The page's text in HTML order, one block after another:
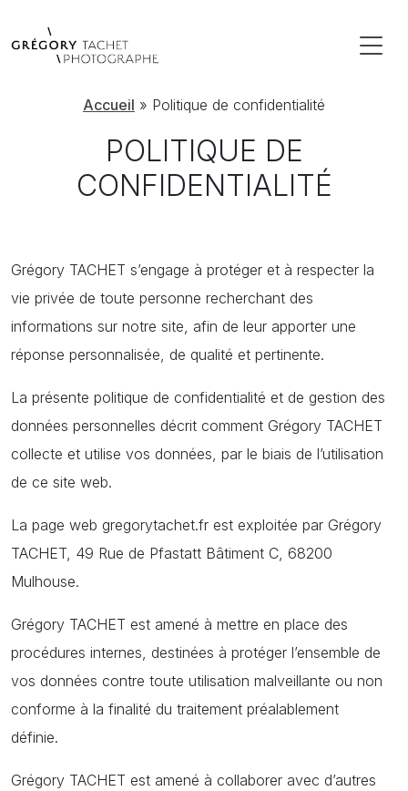
Accueil » Politique de confidentialité
POLITIQUE DE
CONFIDENTIALITÉ
Grégory TACHET s’engage à protéger et à respecter la
vie privée de toute personne recherchant des
informations sur notre site, afin de leur apporter une
réponse personnalisée, de qualité et pertinente.
La présente politique de confidentialité et de gestion des
données personnelles décrit comment Grégory TACHET
collecte et utilise vos données, par le biais de l’utilisation
de ce site web.
La page web gregorytachet.fr est exploitée par Grégory
TACHET, 49 Rue de Pfastatt Bâtiment C, 68200
Mulhouse.
Grégory TACHET est amené à mettre en place des
procédures internes, destinées à protéger l’ensemble de
vos données contre toute utilisation malveillante ou non
conforme à la finalité du traitement préalablement
définie.
Grégory TACHET est amené à collaborer avec d’autres